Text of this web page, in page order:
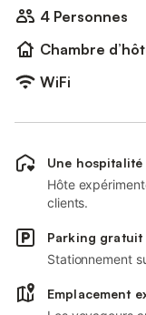
4 Personnes
Chambre
WiFi
Une
Hôte
clients.
Parking gratuit
Stationnement
Emplacement